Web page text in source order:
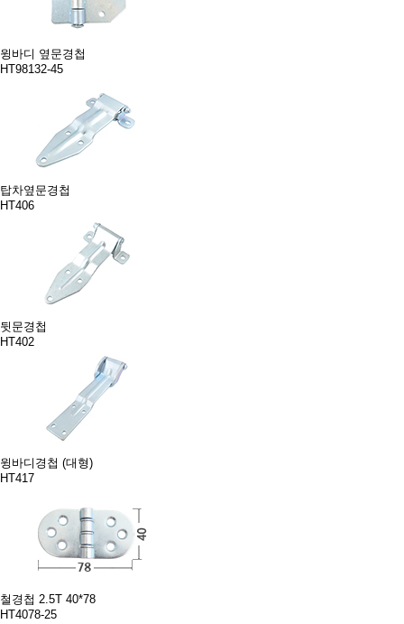
윙바디 옆문경첩
HT98132-45
탑차옆문경첩
HT406
뒷문경첩
HT402
윙바디경첩 (대형)
HT417
철경첩 2.5T 40*78
HT4078-25